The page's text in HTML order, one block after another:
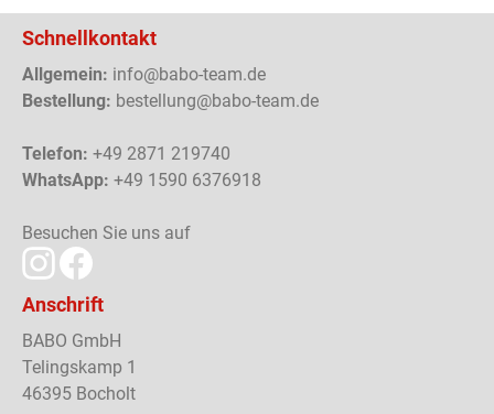
Schnellkontakt
Allgemein: info@babo-team.de
Bestellung: bestellung@babo-team.de
Telefon: +49 2871 219740
WhatsApp: +49 1590 6376918
Besuchen Sie uns auf
Anschrift
BABO GmbH
Telingskamp 1
46395 Bocholt